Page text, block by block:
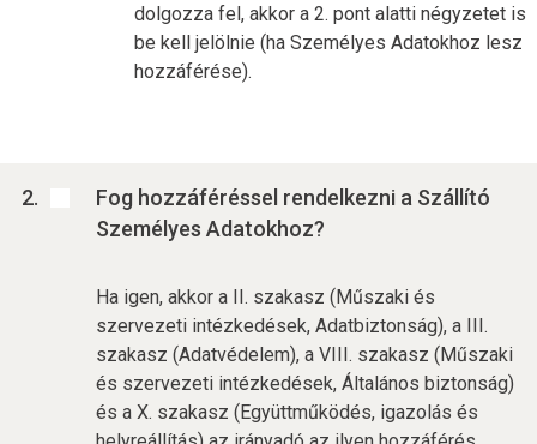
dolgozza fel, akkor a 2. pont alatti négyzetet is
be kell jelölnie (ha Személyes Adatokhoz lesz
hozzáférése).
Fog hozzáféréssel rendelkezni a Szállító
Személyes Adatokhoz?
Ha igen, akkor a II. szakasz (Műszaki és
szervezeti intézkedések, Adatbiztonság), a III.
szakasz (Adatvédelem), a VIII. szakasz (Műszaki
és szervezeti intézkedések, Általános biztonság)
és a X. szakasz (Együttműködés, igazolás és